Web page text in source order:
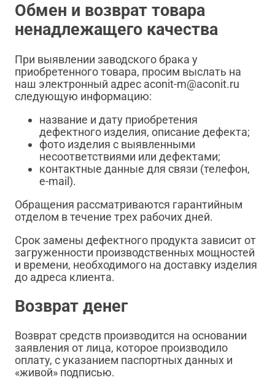
Обмен и возврат товара
ненадлежащего качества
При выявлении заводского брака у
приобретенного товара, просим выслать на
наш электронный адрес aconit-m@aconit.ru
следующую информацию:
название и дату приобретения
дефектного изделия, описание дефекта;
фото изделия с выявленными
несоответствиями или дефектами;
контактные данные для связи (телефон,
e-mail).
Обращения рассматриваются гарантийным
отделом в течение трех рабочих дней.
Срок замены дефектного продукта зависит от
загруженности производственных мощностей
и времени, необходимого на доставку изделия
до адреса клиента.
Возврат денег
Возврат средств производится на основании
заявления от лица, которое производило
оплату, с указанием паспортных данных и
«живой» подписью.